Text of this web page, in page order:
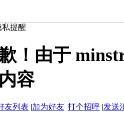
私提醒
！由于
容
友列表 |加为好友 |打个招呼 |发送